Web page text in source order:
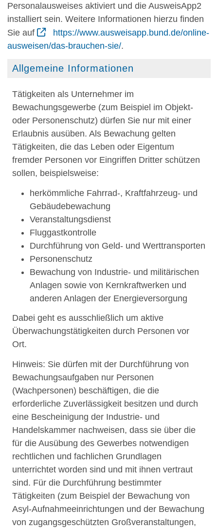
Personalausweises aktiviert und die AusweisApp2
installiert sein. Weitere Informationen hierzu finden
Sie auf
https://www.ausweisapp.bund.de/online-
ausweisen/das-brauchen-sie/.
Allgemeine Informationen
Tätigkeiten als Unternehmer im
Bewachungsgewerbe (zum Beispiel im Objekt-
oder Personenschutz) dürfen Sie nur mit einer
Erlaubnis ausüben. Als Bewachung gelten
Tätigkeiten, die das Leben oder Eigentum
fremder Personen vor Eingriffen Dritter schützen
sollen, beispielsweise:
herkömmliche Fahrrad-, Kraftfahrzeug- und
Gebäudebewachung
Veranstaltungsdienst
Fluggastkontrolle
Durchführung von Geld- und Werttransporten
Personenschutz
Bewachung von Industrie- und militärischen
Anlagen sowie von Kernkraftwerken und
anderen Anlagen der Energieversorgung
Dabei geht es ausschließlich um aktive
Überwachungstätigkeiten durch Personen vor
Ort.
Hinweis: Sie dürfen mit der Durchführung von
Bewachungsaufgaben nur Personen
(Wachpersonen) beschäftigen, die die
erforderliche Zuverlässigkeit besitzen und durch
eine Bescheinigung der Industrie- und
Handelskammer nachweisen, dass sie über die
für die Ausübung des Gewerbes notwendigen
rechtlichen und fachlichen Grundlagen
unterrichtet worden sind und mit ihnen vertraut
sind. Für die Durchführung bestimmter
Tätigkeiten (zum Beispiel der Bewachung von
Asyl-Aufnahmeeinrichtungen und der Bewachung
von zugangsgeschützten Großveranstaltungen,